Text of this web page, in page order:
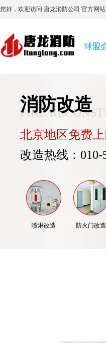
您好，欢迎访问 唐龙消防公司 官方网站
球盟
消防改造
FIRE
北京地区免费
改造热线：010-
喷淋改造 防火门改造